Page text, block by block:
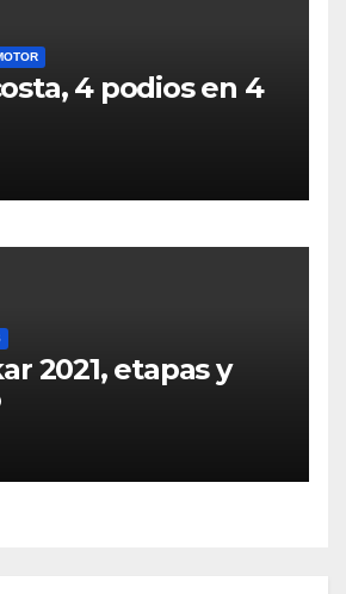
4 podios en 4
2021, etapas y